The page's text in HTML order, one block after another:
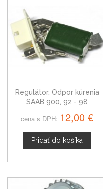
Regulátor, Odpor kúrenia
SAAB 900, 92 - 98
cena s DPH: 12,00 €
Pridať do košíka